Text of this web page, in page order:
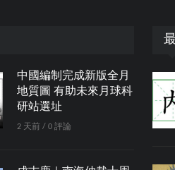
中國編制完成新版全月
地質圖 有助未來月球科
研站選址
2 天前 / 0 評論